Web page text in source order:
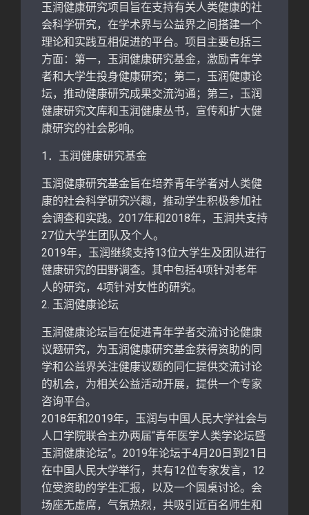
玉润健康研究项目旨在支持有关人类健康的社
会科学研究，在学术界与公益界之间搭建一个
理论和实践互相促进的平台。项目主要包括三
方面：第一，玉润健康研究基金，激励青年学
者和大学生投身健康研究；第二，玉润健康论
坛，推动健康研究成果交流沟通；第三，玉润
健康研究文库和玉润健康丛书，宣传和扩大健
康研究的社会影响。
1．玉润健康研究基金
玉润健康研究基金旨在培养青年学者对人类健
康的社会科学研究兴趣，推动学生积极参加社
会调查和实践。2017年和2018年，玉润共支持
27位大学生团队及个人。
2019年，玉润继续支持13位大学生及团队进行
健康研究的田野调查。其中包括4项针对老年
人的研究，4项针对女性的研究。
2. 玉润健康论坛
玉润健康论坛旨在促进青年学者交流讨论健康
议题研究，为玉润健康研究基金获得资助的同
学和公益界关注健康议题的同仁提供交流讨论
的机会，为相关公益活动开展，提供一个专家
咨询平台。
2018年和2019年，玉润与中国人民大学社会与
人口学院联合主办两届“青年医学人类学论坛暨
玉润健康论坛”。2019年论坛于4月20日到21日
在中国人民大学举行，共有12位专家发言，12
位受资助的学生汇报，以及一个圆桌讨论。会
场座无虚席，气氛热烈，共吸引近百名师生和